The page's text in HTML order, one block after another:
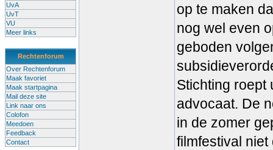
UvA
UvT
VU
Meer links
Rechtenforum
Over Rechtenforum
Maak favoriet
Maak startpagina
Mail deze site
Link naar ons
Colofon
Meedoen
Feedback
Contact
op te maken
nog wel even
geboden
Stichting roept
advocaat. De
in de zomer
filmfestival